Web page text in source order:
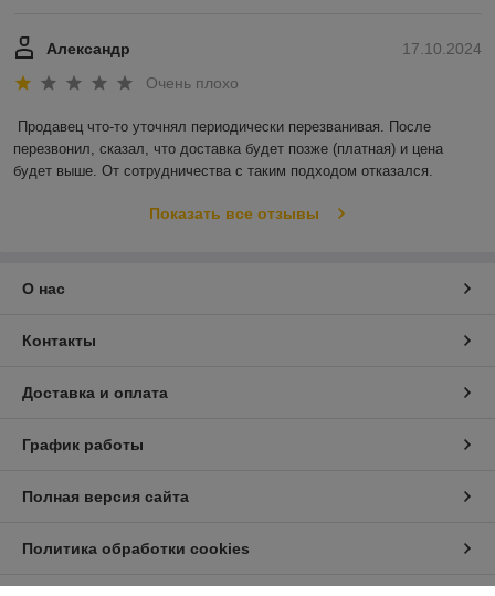
17.10.2024
Александр
Очень плохо
Продавец что-то уточнял периодически перезванивая. После
перезвонил, сказал, что доставка будет позже (платная) и цена
будет выше. От сотрудничества с таким подходом отказался.
Показать все отзывы
О нас
Контакты
Доставка и оплата
График работы
Полная версия сайта
Политика обработки cookies